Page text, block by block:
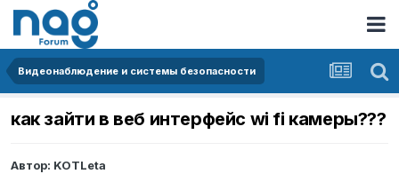
Видеонаблюдение и системы безопасности
как зайти в веб интерфейс wi fi камеры???
Автор: KOTLeta